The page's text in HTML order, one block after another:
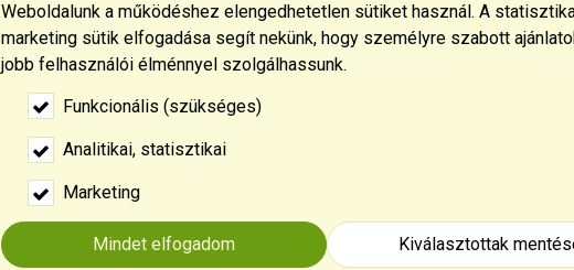
Weboldalunk a működéshez elengedhetetlen sütiket használ. A
marketing sütik elfogadása segít nekünk, hogy személyre szabott
jobb felhasználói élménnyel szolgálhassunk.
Funkcionális (szükséges)
Analitikai, statisztikai
Marketing
Mindet elfogadom Kiválasztottak